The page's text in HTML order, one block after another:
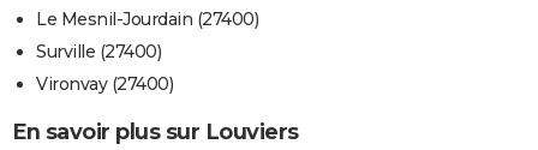
Le Mesnil-Jourdain (27400)
Surville (27400)
Vironvay (27400)
En savoir plus sur Louviers